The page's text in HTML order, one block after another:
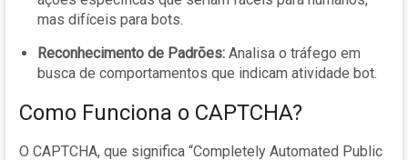
mas difíceis para bots.
Reconhecimento de Padrões: Analisa o tráfego em
busca de comportamentos que indicam atividade bot.
Como Funciona o CAPTCHA?
O CAPTCHA, que significa “Completely Automated Public